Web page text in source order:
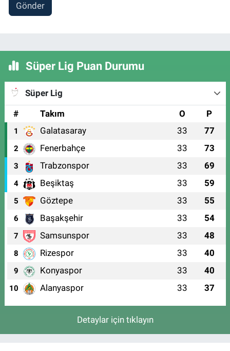
Gönder
Süper Lig Puan Durumu
Süper Lig
#
Takım O P
1 Galatasaray 33 77
2 Fenerbahçe 33 73
3 Trabzonspor 33 69
4 Beşiktaş 33 59
5 Göztepe 33 55
6 Başakşehir 33 54
7 Samsunspor 33 48
8 Rizespor 33 40
9 Konyaspor 33 40
10 Alanyaspor 33 37
Detaylar için tıklayın